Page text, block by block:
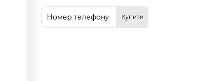
Купити